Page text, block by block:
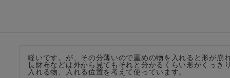
軽いです。が、その分薄いので重めの物を入れると形が崩
長財布などは外から見てもそれと分かるくらい形がくっき
入れる物、入れる位置を考えて使っています。